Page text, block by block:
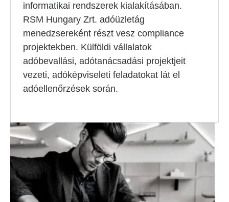
informatikai rendszerek kialakításában.
RSM Hungary Zrt. adóüzletág
menedzsereként részt vesz compliance
projektekben. Külföldi vállalatok
adóbevallási, adótanácsadási projektjeit
vezeti, adóképviseleti feladatokat lát el
adóellenőrzések során.